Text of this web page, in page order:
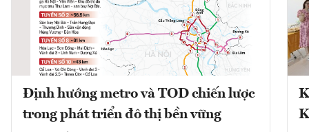
Định hướng metro và TOD chiến lược
trong phát triển đô thị bền vững